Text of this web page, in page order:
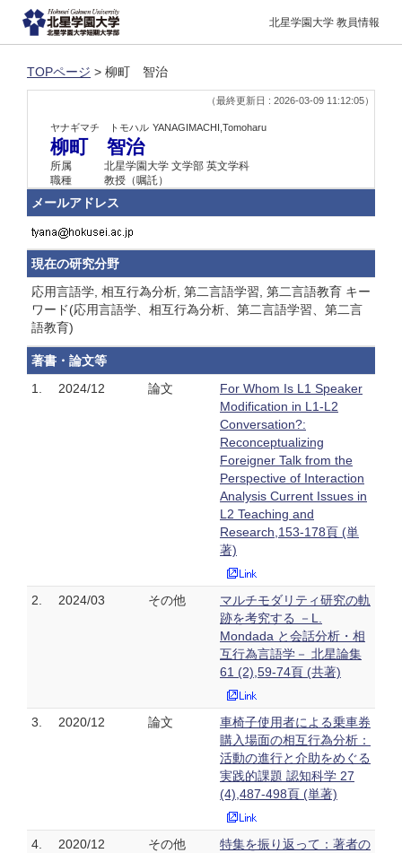
北星学園大学 教員情報
TOPページ > 柳町 智治
（最終更新日 : 2026-03-09 11:12:05）
ヤナギマチ トモハル YANAGIMACHI,Tomoharu
柳町 智治
所属
北星学園大学 文学部 英文学科
職種
教授（嘱託）
メールアドレス
現在の研究分野
応用言語学, 相互行為分析, 第二言語学習, 第二言語教育 キー
ワード(応用言語学、相互行為分析、第二言語学習、第二言
語教育)
著書・論文等
1.
2024/12 論文
For Whom Is L1 Speaker
Modification in L1-L2
Conversation?:
Reconceptualizing
Foreigner Talk from the
Perspective of Interaction
Analysis Current Issues in
L2 Teaching and
Research,153-178頁 (単
著)
2. 2024/03 その他
マルチモダリティ研究の軌
跡を考究する －L.
Mondada と会話分析・相
互行為言語学－ 北星論集
61 (2),59-74頁 (共著)
3. 2020/12 論文
車椅子使用者による乗車券
購入場面の相互行為分析：
活動の進行と介助をめぐる
実践的課題 認知科学 27
(4),487-498頁 (単著)
4. 2020/12 その他
特集を振り返って：著者の